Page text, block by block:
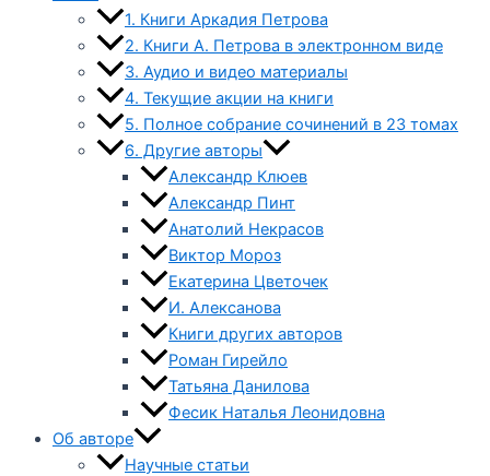
1. Книги Аркадия Петрова
2. Книги А. Петрова в электронном виде
3. Аудио и видео материалы
4. Текущие акции на книги
5. Полное собрание сочинений в 23 томах
6. Другие авторы
Александр Клюев
Александр Пинт
Анатолий Некрасов
Виктор Мороз
Екатерина Цветочек
И. Алексанова
Книги других авторов
Роман Гирейло
Татьяна Данилова
Фесик Наталья Леонидовна
Об авторе
Научные статьи